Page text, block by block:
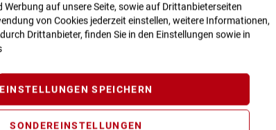
auf unsere Seite, sowie auf Drittanbieterseiten
von Cookies jederzeit einstellen, weitere Informationen,
Drittanbieter, finden Sie in den Einstellungen sowie in
EINSTELLUNGEN SPEICHERN
SONDEREINSTELLUNGEN
Efficient Comfort Control, FSP 4-Link, Agile
Fender/Carrier Mounting Points
eMTB Approved, 130mm, Lockout
Rebound Adjust, Trunnion Mount